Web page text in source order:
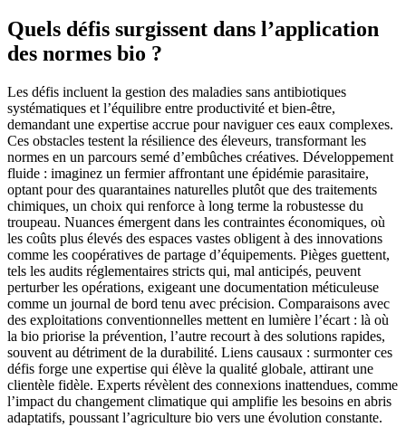
Quels défis surgissent dans l’application
des normes bio ?
Les défis incluent la gestion des maladies sans antibiotiques
systématiques et l’équilibre entre productivité et bien-être,
demandant une expertise accrue pour naviguer ces eaux complexes.
Ces obstacles testent la résilience des éleveurs, transformant les
normes en un parcours semé d’embûches créatives. Développement
fluide : imaginez un fermier affrontant une épidémie parasitaire,
optant pour des quarantaines naturelles plutôt que des traitements
chimiques, un choix qui renforce à long terme la robustesse du
troupeau. Nuances émergent dans les contraintes économiques, où
les coûts plus élevés des espaces vastes obligent à des innovations
comme les coopératives de partage d’équipements. Pièges guettent,
tels les audits réglementaires stricts qui, mal anticipés, peuvent
perturber les opérations, exigeant une documentation méticuleuse
comme un journal de bord tenu avec précision. Comparaisons avec
des exploitations conventionnelles mettent en lumière l’écart : là où
la bio priorise la prévention, l’autre recourt à des solutions rapides,
souvent au détriment de la durabilité. Liens causaux : surmonter ces
défis forge une expertise qui élève la qualité globale, attirant une
clientèle fidèle. Experts révèlent des connexions inattendues, comme
l’impact du changement climatique qui amplifie les besoins en abris
adaptatifs, poussant l’agriculture bio vers une évolution constante.